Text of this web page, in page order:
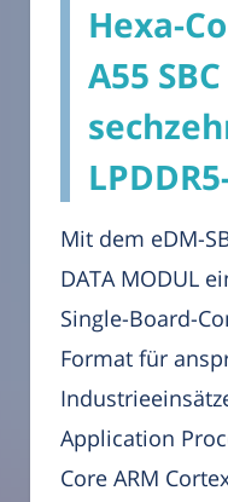
Hexa-
A55
Mit dem eDM-
DATA MODUL
Single-Board-
Format für
Application
Core ARM